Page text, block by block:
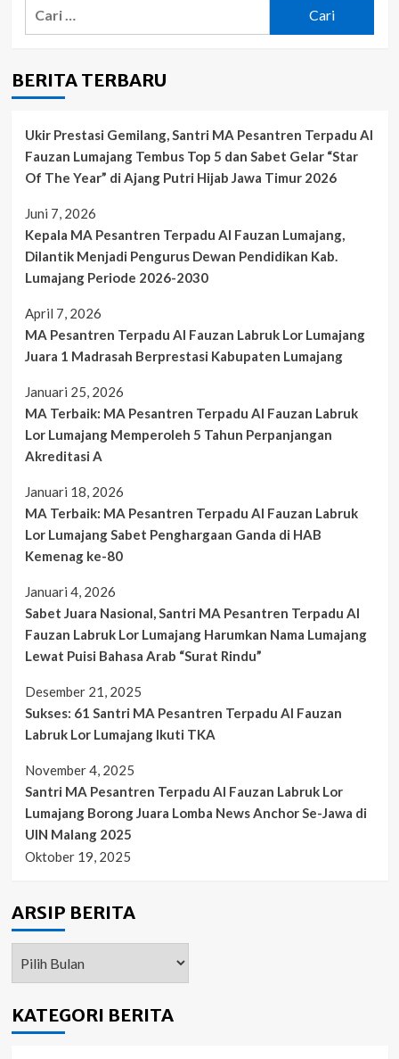
BERITA TERBARU
Ukir Prestasi Gemilang, Santri MA Pesantren Terpadu Al
Fauzan Lumajang Tembus Top 5 dan Sabet Gelar “Star
Of The Year” di Ajang Putri Hijab Jawa Timur 2026
Juni 7, 2026
Kepala MA Pesantren Terpadu Al Fauzan Lumajang,
Dilantik Menjadi Pengurus Dewan Pendidikan Kab.
Lumajang Periode 2026-2030
April 7, 2026
MA Pesantren Terpadu Al Fauzan Labruk Lor Lumajang
Juara 1 Madrasah Berprestasi Kabupaten Lumajang
Januari 25, 2026
MA Terbaik: MA Pesantren Terpadu Al Fauzan Labruk
Lor Lumajang Memperoleh 5 Tahun Perpanjangan
Akreditasi A
Januari 18, 2026
MA Terbaik: MA Pesantren Terpadu Al Fauzan Labruk
Lor Lumajang Sabet Penghargaan Ganda di HAB
Kemenag ke-80
Januari 4, 2026
Sabet Juara Nasional, Santri MA Pesantren Terpadu Al
Fauzan Labruk Lor Lumajang Harumkan Nama Lumajang
Lewat Puisi Bahasa Arab “Surat Rindu”
Desember 21, 2025
Sukses: 61 Santri MA Pesantren Terpadu Al Fauzan
Labruk Lor Lumajang Ikuti TKA
November 4, 2025
Santri MA Pesantren Terpadu Al Fauzan Labruk Lor
Lumajang Borong Juara Lomba News Anchor Se-Jawa di
UIN Malang 2025
Oktober 19, 2025
ARSIP BERITA
KATEGORI BERITA